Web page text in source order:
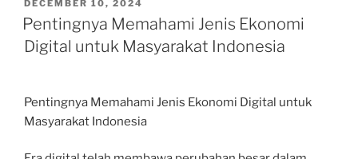
ON
DECEMBER 10, 2024
Pentingnya Memahami Jenis Ekonomi
Digital untuk Masyarakat Indonesia
Pentingnya Memahami Jenis Ekonomi Digital untuk
Masyarakat Indonesia